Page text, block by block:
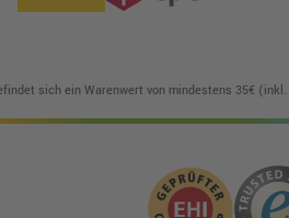
sich ein Warenwert von mindestens 35€